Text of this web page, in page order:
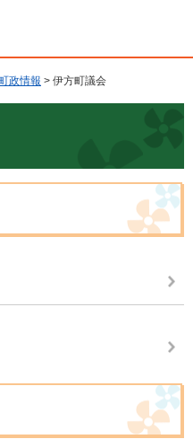
政情報 > 伊方町議会